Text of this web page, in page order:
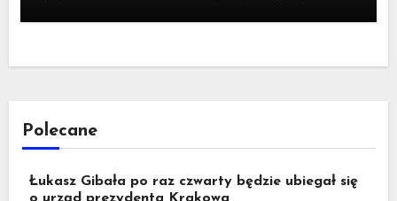
Polecane
Łukasz Gibała po raz czwarty będzie ubiegał się